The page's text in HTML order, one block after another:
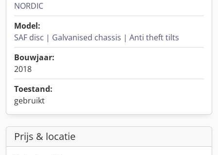
NORDIC
Model:
SAF disc | Galvanised chassis | Anti theft tilts
Bouwjaar:
2018
Toestand:
gebruikt
Prijs & locatie